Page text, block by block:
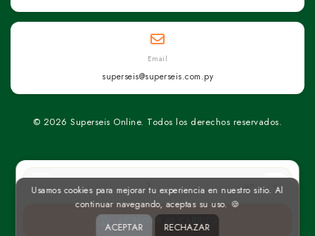
un
AGREGAR AL CARRITO
Email
superseis@superseis.com.py
© 2026 Superseis Online. Todos los derechos reservados.
Usamos cookies para mejorar tu experiencia en nuestro sitio. Al
continuar navegando, aceptas su uso. 🍪
ACEPTAR RECHAZAR